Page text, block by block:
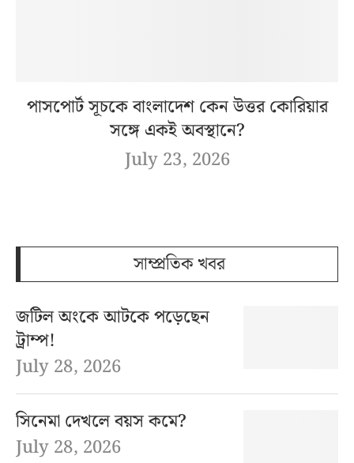
পাসপোর্ট সূচকে বাংলাদেশ কেন উত্তর কোরিয়ার
সঙ্গে একই অবস্থানে?
July 23, 2026
সাম্প্রতিক খবর
জটিল অংকে আটকে পড়েছেন
ট্রাম্প!
July 28, 2026
সিনেমা দেখলে বয়স কমে?
July 28, 2026